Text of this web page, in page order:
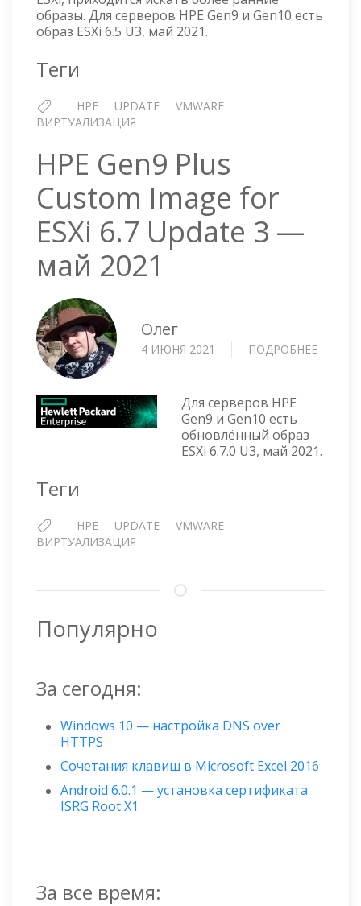
ESXI
6.5
2021
образы. Для серверов HPE Gen9 и Gen10 есть
образ ESXi 6.5 U3, май 2021.
Теги
HPE UPDATE
VMWARE
ВИРТУАЛИЗАЦИЯ
HPE Gen9 Plus
Custom Image for
ESXi 6.7 Update 3 —
май 2021
Олег
4 ИЮНЯ 2021 ПОДРОБНЕЕ
FOR
Для серверов HPE
Gen9 и Gen10 есть
обновлённый образ
ESXi 6.7.0 U3, май 2021.
Теги
HPE UPDATE
VMWARE
ВИРТУАЛИЗАЦИЯ
Популярно
За сегодня:
Windows 10 — настройка DNS over
HTTPS
Сочетания клавиш в Microsoft Excel 2016
Android 6.0.1 — установка сертификата
ISRG Root X1
За все время: